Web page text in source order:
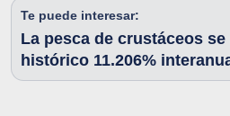
Te puede interesar:
La pesca de crustáceos
histórico 11.206%